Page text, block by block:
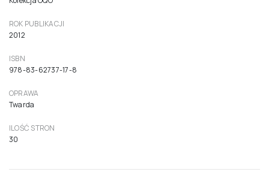
ROK PUBLIKACJI
2012
ISBN
978-83-62737-17-8
OPRAWA
Twarda
ILOŚĆ STRON
30